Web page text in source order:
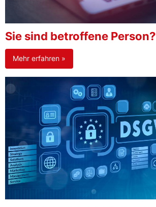
Sie sind betroffene Person?
Mehr erfahren »